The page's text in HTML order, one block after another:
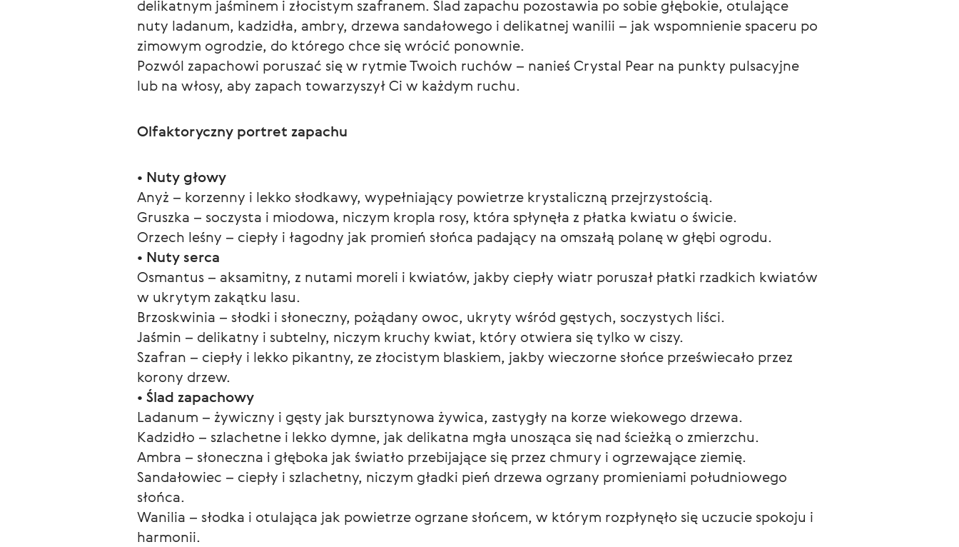
delikatnym jaśminem i złocistym szafranem. Ślad zapachu pozostawia po sobie głębokie, otulające
nuty ladanum, kadzidła, ambry, drzewa sandałowego i delikatnej wanilii – jak wspomnienie spaceru po
zimowym ogrodzie, do którego chce się wrócić ponownie.
Pozwól zapachowi poruszać się w rytmie Twoich ruchów – nanieś Crystal Pear na punkty pulsacyjne
lub na włosy, aby zapach towarzyszył Ci w każdym ruchu.
Olfaktoryczny portret zapachu
• Nuty głowy
Anyż – korzenny i lekko słodkawy, wypełniający powietrze krystaliczną przejrzystością.
Gruszka – soczysta i miodowa, niczym kropla rosy, która spłynęła z płatka kwiatu o świcie.
Orzech leśny – ciepły i łagodny jak promień słońca padający na omszałą polanę w głębi ogrodu.
• Nuty serca
Osmantus – aksamitny, z nutami moreli i kwiatów, jakby ciepły wiatr poruszał płatki rzadkich kwiatów
w ukrytym zakątku lasu.
Brzoskwinia – słodki i słoneczny, pożądany owoc, ukryty wśród gęstych, soczystych liści.
Jaśmin – delikatny i subtelny, niczym kruchy kwiat, który otwiera się tylko w ciszy.
Szafran – ciepły i lekko pikantny, ze złocistym blaskiem, jakby wieczorne słońce przeświecało przez
korony drzew.
• Ślad zapachowy
Ladanum – żywiczny i gęsty jak bursztynowa żywica, zastygły na korze wiekowego drzewa.
Kadzidło – szlachetne i lekko dymne, jak delikatna mgła unosząca się nad ścieżką o zmierzchu.
Ambra – słoneczna i głęboka jak światło przebijające się przez chmury i ogrzewające ziemię.
Sandałowiec – ciepły i szlachetny, niczym gładki pień drzewa ogrzany promieniami południowego
słońca.
Wanilia – słodka i otulająca jak powietrze ogrzane słońcem, w którym rozpłynęło się uczucie spokoju i
harmonii.